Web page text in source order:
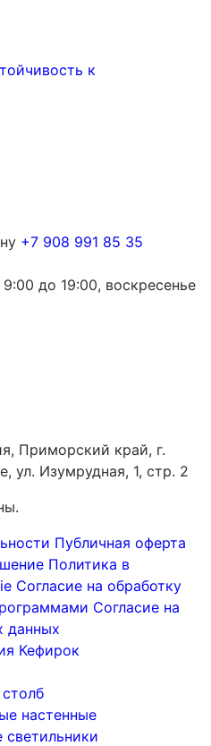
к
+7 908 991 85 35
до 19:00, воскресенье
Приморский край, г.
ул. Изумрудная, 1, стр. 2
Публичная оферта
Политика в
Согласие на обработку
Согласие на
данных
Кефирок
настенные